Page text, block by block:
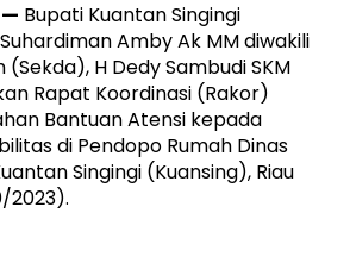
— Bupati Kuantan Singingi
Amby Ak MM diwakili
H Dedy Sambudi SKM
Rapat Koordinasi (Rakor)
Bantuan Atensi kepada
di Pendopo Rumah Dinas
Singingi (Kuansing), Riau
2023).